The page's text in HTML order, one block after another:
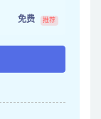
免费 推荐